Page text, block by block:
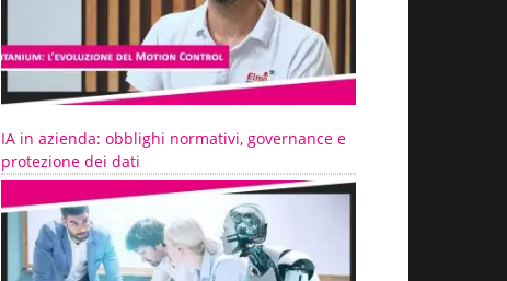
IA in azienda: obblighi normativi, governance e
protezione dei dati